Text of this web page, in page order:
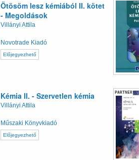
Ötösöm lesz kémiából II. kötet
- Megoldások
Villányi Attila
Novotrade Kiadó
Előjegyezhető
Kémia II. - Szervetlen kémia
Villányi Attila
Műszaki Könyvkiadó
Előjegyezhető
PARTNER